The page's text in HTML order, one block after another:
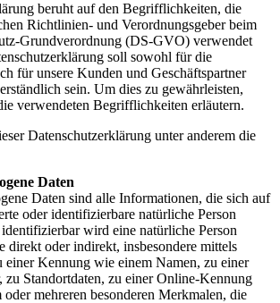
beruht auf den Begrifflichkeiten, die
Richtlinien- und Verordnungsgeber beim
Grundverordnung (DS-GVO) verwendet
soll sowohl für die
für unsere Kunden und Geschäftspartner
sein. Um dies zu gewährleisten,
verwendeten Begrifflichkeiten erläutern.
Datenschutzerklärung unter anderem die
Daten
Daten sind alle Informationen, die sich auf
oder identifizierbare natürliche Person
wird eine natürliche Person
direkt oder indirekt, insbesondere mittels
einer Kennung wie einem Namen, zu einer
zu Standortdaten, zu einer Online-Kennung
oder mehreren besonderen Merkmalen, die